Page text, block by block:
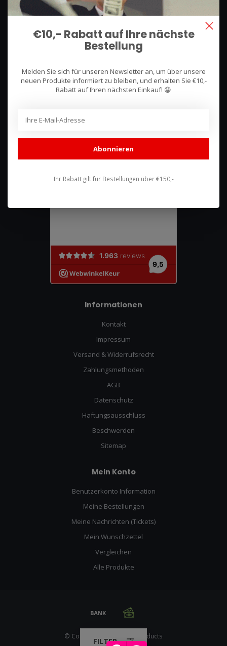
Hullerpad 13Q
Lunteren, Nederland
085 744 4602
shop@racing-products.com
Bewertungen
Informationen
Kontakt
Impressum
Versand & Widerrufsrecht
Zahlungsmethoden
AGB
Datenschutz
Haftungsausschluss
Beschwerden
Sitemap
Mein Konto
Benutzerkonto Information
Meine Bestellungen
Meine Nachrichten (Tickets)
Mein Wunschzettel
Vergleichen
Alle Produkte
© Copyright 2026 Racing Products
FILTER
€10,- Rabatt auf Ihre nächste
Bestellung
Melden Sie sich für unseren Newsletter an, um über unsere
neuen Produkte informiert zu bleiben, und erhalten Sie €10,-
Rabatt auf Ihren nächsten Einkauf! 😀
Abonnieren
Ihr Rabatt gilt für Bestellungen über €150,-